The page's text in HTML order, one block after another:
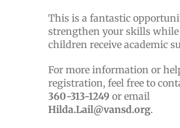
This is a fantastic
strengthen your skills
children receive academic
For more information or
registration, feel free to
360-313-1249 or email
Hilda.Lail@vansd.org.